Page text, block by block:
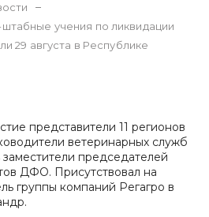
учения по ликвидации
29 августа в Республике
представители 11 регионов
ветеринарных служб
председателей
ДФО. Присутствовал на
группы компаний Регагро в